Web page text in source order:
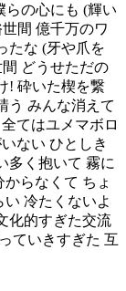
らの心にも (輝い
間 億千万のワ
たな (牙や爪を
どうせただの
! 砕いた楔を繋
う みんな消えて
てはユメマボロ
ない ひとしき
多く抱いて 霧に
らなくて ちょ
冷たくないよ
化的すぎた交流
ていきすぎた 互